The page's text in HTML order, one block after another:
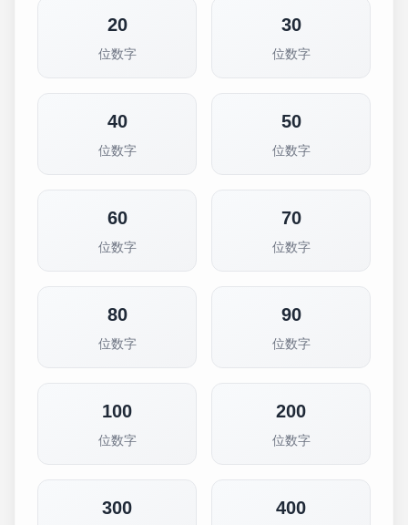
20
位数字
30
位数字
40
位数字
50
位数字
60
位数字
70
位数字
80
位数字
90
位数字
100
位数字
200
位数字
300 400